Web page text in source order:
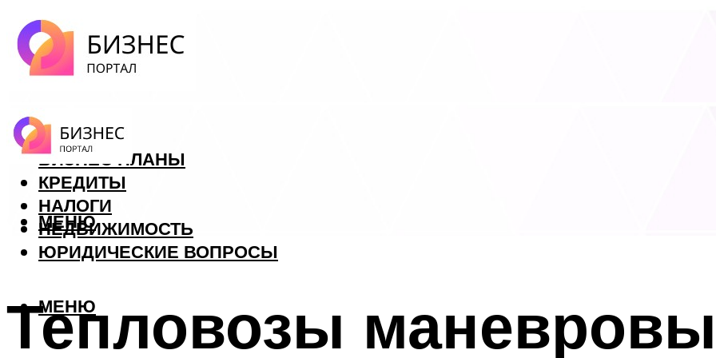
ФОРЕКС
БИЗНЕС ПЛАНЫ
КРЕДИТЫ
НАЛОГИ
НЕДВИЖИМОСТЬ
ЮРИДИЧЕСКИЕ ВОПРОСЫ
МЕНЮ
МЕНЮ
Тепловозы